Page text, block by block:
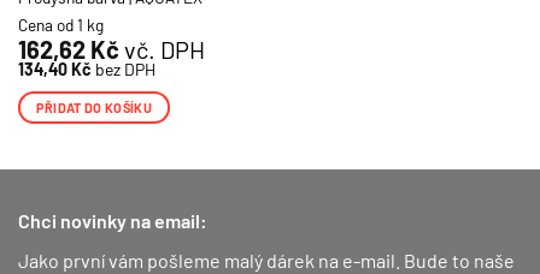
Cena od 1 kg
162,62 Kč vč. DPH
134,40Kč bez DPH
PŘIDAT DO KOŠÍKU
Chci novinky na email:
Jako první vám pošleme malý dárek na e-mail. Bude to naše